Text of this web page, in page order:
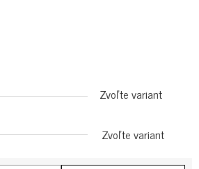
Zvoľte variant
Zvoľte variant